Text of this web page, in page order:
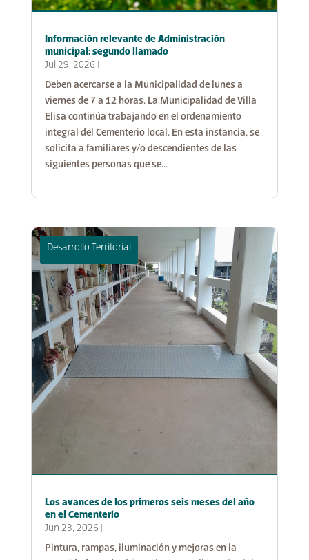
Información relevante de Administración
municipal: segundo llamado
Jul 29, 2026
Deben acercarse a la Municipalidad de lunes a
viernes de 7 a 12 horas. La Municipalidad de Villa
Elisa continúa trabajando en el ordenamiento
integral del Cementerio local. En esta instancia, se
solicita a familiares y/o descendientes de las
siguientes personas que se...
Los avances de los primeros seis meses del año
en el Cementerio
Jun 23, 2026
Desarrollo Territorial
Pintura, rampas, iluminación y mejoras en la